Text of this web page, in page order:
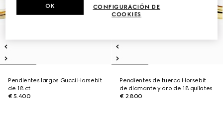
Pendientes largos Gucci Horsebit
de 18 ct
€ 5.400
Pendientes de tuerca Horsebit
de diamante y oro de 18 quilates
€ 2.800
CONFIGURACIÓN DE
COOKIES
OK